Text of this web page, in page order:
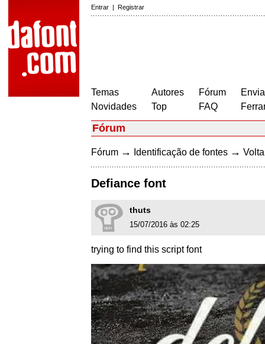
Entrar | Registrar
Temas
Novidades
Autores
Top
Fórum
FAQ
Fórum
Fórum → Identificação de fontes →
Defiance font
thuts
15/07/2016 às 02:25
trying to find this script font